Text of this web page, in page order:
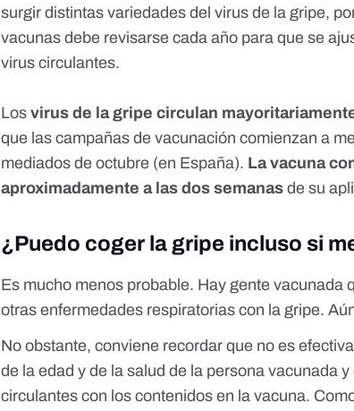
surgir distintas variedades del virus de la gripe,
vacunasdebe revisarse cada año para que se
virus circulantes.
Losvirus de la gripe circulan
que las campañas de vacunación comienzan a
mediados de octubre (en España). La vacuna
aproximadamente a las dos semanas de su
¿Puedo coger la gripe incluso si
Es mucho menos probable. Hay gente vacunada
otras enfermedades respiratorias con la gripe.
No obstante, conviene recordar que no es
de la edad y de la salud de la persona vacunada
circulantes con los contenidos en la vacuna.